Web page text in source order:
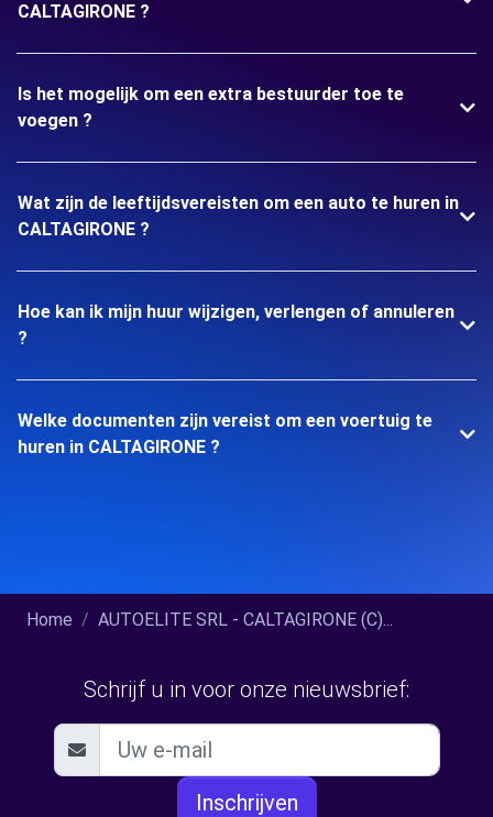
CALTAGIRONE ?
Is het mogelijk om een extra bestuurder toe te
voegen ?
Wat zijn de leeftijdsvereisten om een auto te huren in
CALTAGIRONE ?
Hoe kan ik mijn huur wijzigen, verlengen of annuleren
?
Welke documenten zijn vereist om een voertuig te
huren in CALTAGIRONE ?
Home AUTOELITE SRL - CALTAGIRONE (C)...
Schrijf u in voor onze nieuwsbrief:
Inschrijven